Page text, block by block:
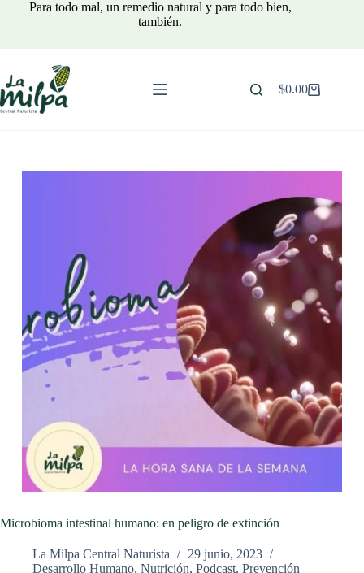
Para todo mal, un remedio natural y para todo bien,
también.
Carro
$0.00
Microbioma intestinal humano: en peligro de extinción
La Milpa Central Naturista
29 junio, 2023
Desarrollo Humano, Nutrición, Podcast, Prevención